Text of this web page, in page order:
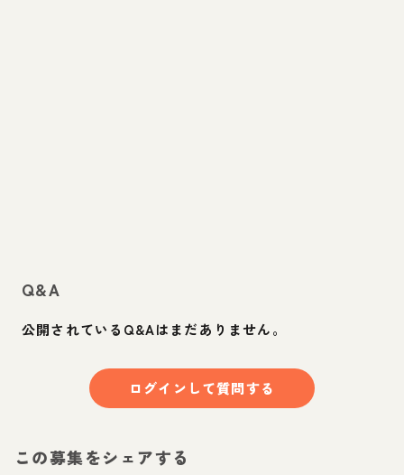
Q&A
公開されているQ&Aはまだありません。
ログインして質問する
この募集をシェアする